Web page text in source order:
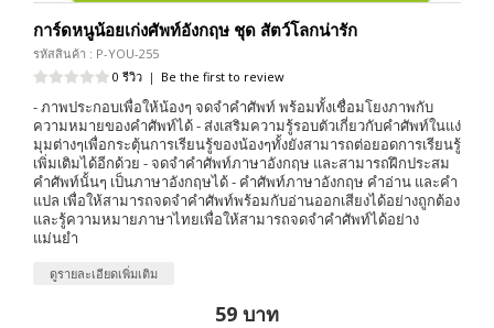
การ์ดหนูน้อยเก่งศัพท์อังกฤษ ชุด สัตว์โลกน่ารัก
รหัสสินค้า : P-YOU-255
0 รีวิว | Be the first to review
- ภาพประกอบเพื่อให้น้องๆ จดจำคำศัพท์ พร้อมทั้งเชื่อมโยงภาพกับ
ความหมายของคำศัพท์ได้ - ส่งเสริมความรู้รอบตัวเกี่ยวกับคำศัพท์ในแง่
มุมต่างๆเพื่อกระตุ้นการเรียนรู้ของน้องๆทั้งยังสามารถต่อยอดการเรียนรู้
เพิ่มเติมได้อีกด้วย - จดจำคำศัพท์ภาษาอังกฤษ และสามารถฝึกประสม
คำศัพท์นั้นๆ เป็นภาษาอังกฤษได้ - คำศัพท์ภาษาอังกฤษ คำอ่าน และคำ
แปล เพื่อให้สามารถจดจำคำศัพท์พร้อมกับอ่านออกเสียงได้อย่างถูกต้อง
และรู้ความหมายภาษาไทยเพื่อให้สามารถจดจำคำศัพท์ได้อย่าง
แม่นยำ
ดูรายละเอียดเพิ่มเติม
59 บาท